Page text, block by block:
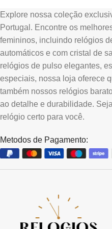
Explore nossa coleção
Portugal. Encontre os
femininos, incluindo relógios
automáticos e com cristal de
relógios de pulso elegantes,
especiais, nossa loja oferece
também nossos relógios
ao detalhe e durabilidade.
relógio certo para você.
Metodos de Pagamento: